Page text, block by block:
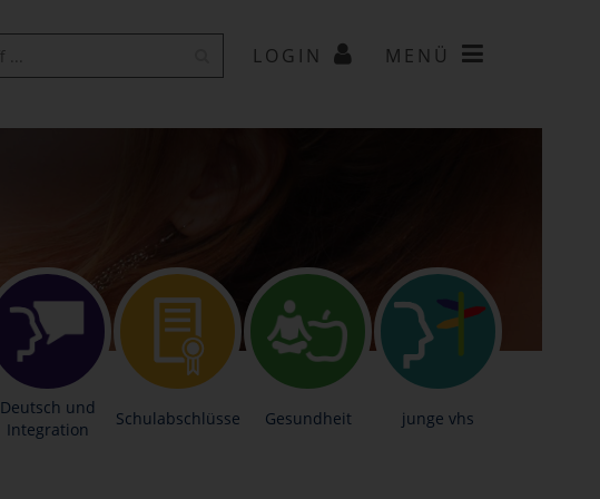
LOGIN MENÜ
Deutsch und
Integration
Schulabschlüsse Gesundheit junge vhs